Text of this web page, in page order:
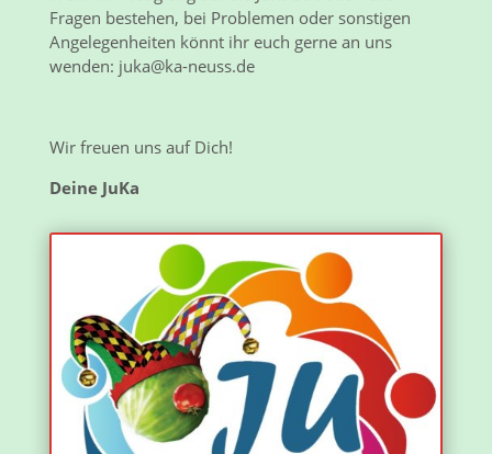
Fragen bestehen, bei Problemen oder sonstigen
Angelegenheiten könnt ihr euch gerne an uns
wenden: juka@ka-neuss.de
Wir freuen uns auf Dich!
Deine JuKa